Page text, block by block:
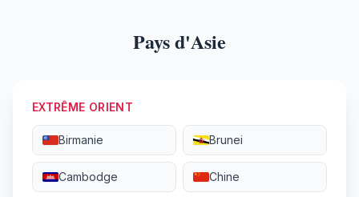
Pays d'Asie
EXTRÊME ORIENT
Birmanie Brunei
Cambodge Chine